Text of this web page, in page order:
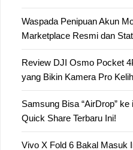
Waspada Penipuan Akun
Marketplace Resmi dan
Review DJI Osmo Pocket
yang Bikin Kamera Pro
Samsung Bisa “AirDrop”
Quick Share Terbaru Ini!
Vivo X Fold 6 Bakal Masuk